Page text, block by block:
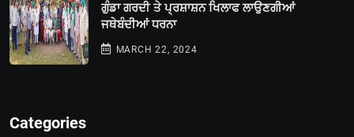
ਗੁੰਡਾ ਗਰਦੀ ਤੇ ਪ੍ਰਸ਼ਾਸ਼ਨ ਖਿਲਾਫ ਲਾਉਣਗੀਆਂ
ਜਥੇਬੰਦੀਆਂ ਧਰਨਾ
MARCH 22, 2024
Categories